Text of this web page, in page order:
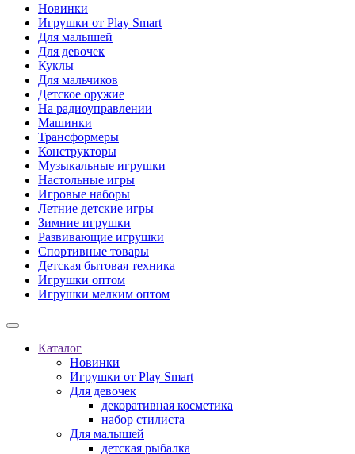
Новинки
Игрушки от Play Smart
Для малышей
Для девочек
Куклы
Для мальчиков
Детское оружие
На радиоуправлении
Машинки
Трансформеры
Конструкторы
Музыкальные игрушки
Настольные игры
Игровые наборы
Летние детские игры
Зимние игрушки
Развивающие игрушки
Спортивные товары
Детская бытовая техника
Игрушки оптом
Игрушки мелким оптом
Каталог
Новинки
Игрушки от Play Smart
Для девочек
декоративная косметика
набор стилиста
Для малышей
детская рыбалка